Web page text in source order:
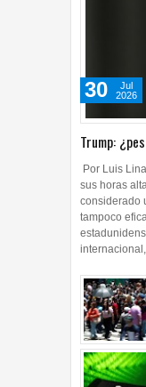
Trump:
30
Jul
2026
Por Luis
sus horas
considerado
tampoco